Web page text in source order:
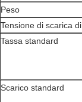
Peso
Tensione di scarica
Tassa standard
Scarico standard